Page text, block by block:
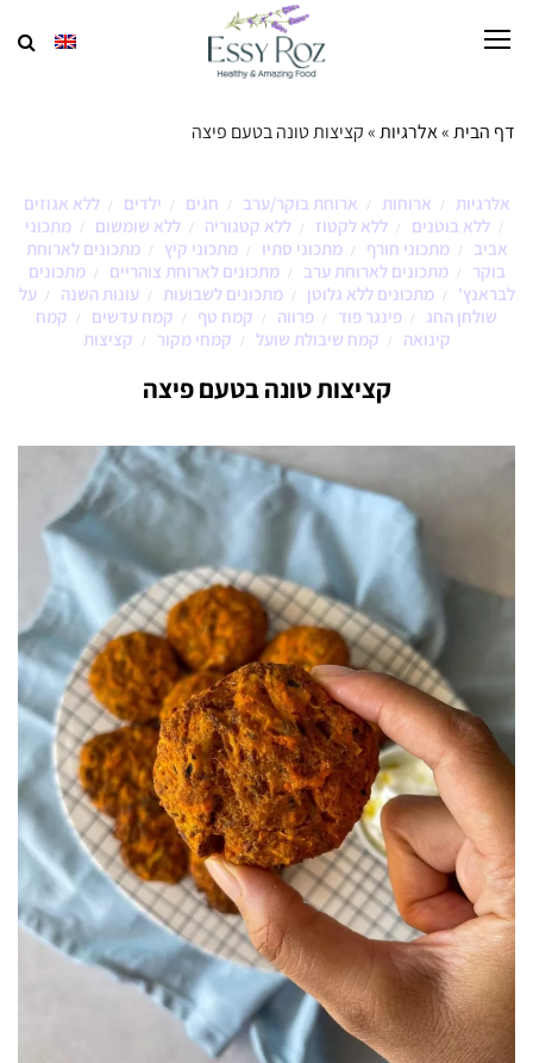
דף הבית»אלרגיות»קציצות טונה בטעם פיצה
אלרגיות / ארוחות / ארוחת בוקר/ערב / חגים / ילדים / ללא אגוזים
/ ללא בוטנים / ללא לקטוז / ללא קטגוריה / ללא שומשום /
מתכוני
אביב
/ מתכוני חורף / מתכוני סתיו / מתכוני קיץ /
מתכונים לארוחת
בוקר
/ מתכונים לארוחת ערב / מתכונים לארוחת צוהריים /
מתכונים
לבראנץ'
/ מתכונים ללא גלוטן / מתכונים לשבועות / עונות השנה /
על
שולחן החג
/ פינגר פוד / פרווה / קמח טף / קמח עדשים /
קמח
קינואה
/ קמח שיבולת שועל / קמחי מקור / קציצות
קציצות טונה בטעם פיצה